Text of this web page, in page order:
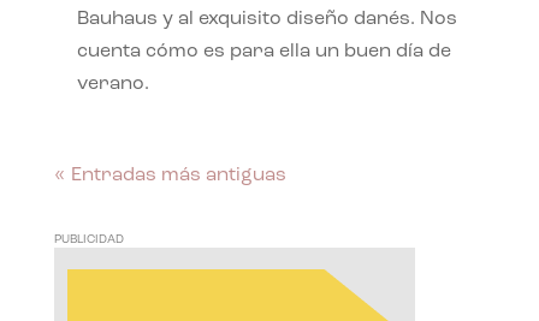
Bauhaus y al exquisito diseño danés. Nos
cuenta cómo es para ella un buen día de
verano.
« Entradas más antiguas
PUBLICIDAD